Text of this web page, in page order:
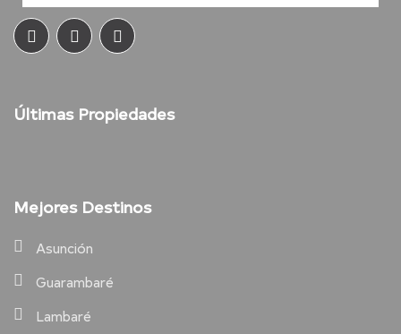
Últimas Propiedades
Mejores Destinos
Asunción
Guarambaré
Lambaré